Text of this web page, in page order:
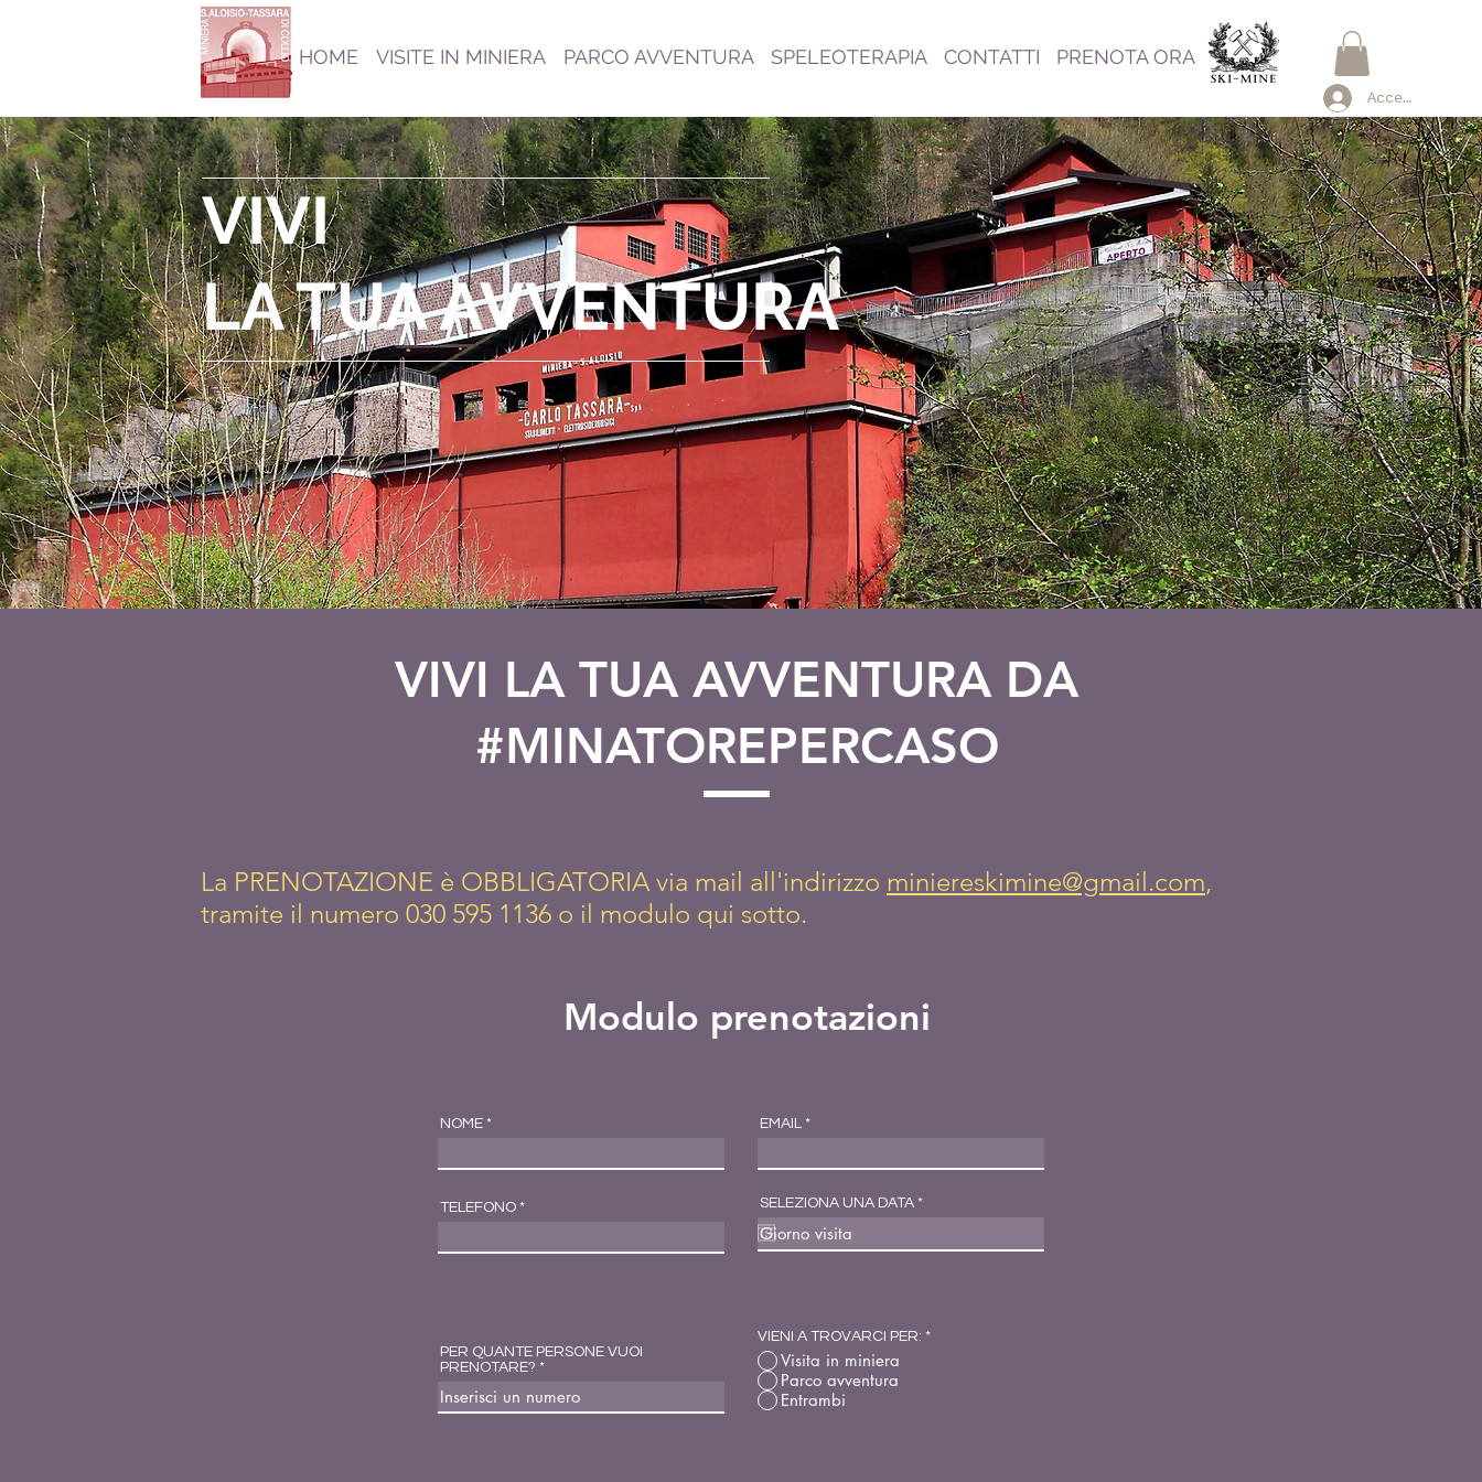
HOME VISITE IN MINIERA PARCO AVVENTURA SPELEOTERAPIA CONTATTI PRENOTA ORA
Accedi
VIVI
LA TUA AVVENTURA
VIVI LA TUA AVVENTURA DA
#MINATOREPERCASO
La PRENOTAZIONE è OBBLIGATORIA via mail all'indirizzo miniereskimine@gmail.com,
tramite il numero 030 595 1136 o il modulo qui sotto.
Modulo prenotazioni
NOME EMAIL
TELEFONO SELEZIONA UNA DATA *r
u
PER QUANTE PERSONE VUOI
PRENOTARE?
VIENI A TROVARCI PER: *
Visita in miniera
Parco avventura
Entrambi